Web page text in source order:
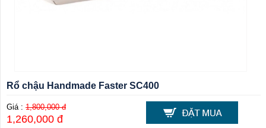
Rổ chậu Handmade Faster SC400
Giá : 1,800,000 đ
1,260,000 đ